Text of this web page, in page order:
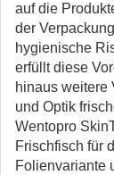
auf die
der
hygienische
erfüllt diese
hinaus weitere
und Optik
Wentopro
Frischfisch für
Folienvariante